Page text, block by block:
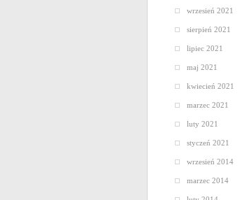
wrzesień 2021
sierpień 2021
lipiec 2021
maj 2021
kwiecień 2021
marzec 2021
luty 2021
styczeń 2021
wrzesień 2014
marzec 2014